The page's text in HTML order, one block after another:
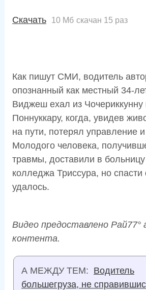
Скачать 10 Мб скачан 15 раз
Как пишут СМИ, водитель
опознанный как местный 34-
Виджеш ехал из Чочериккунну
Поннуккару, когда, увидев
на пути, потерял управление
Молодого человека,
травмы, доставили в
колледжа Триссура, но спасти
удалось.
Видео предоставлено Рай77°
контента.
А МЕЖДУ ТЕМ: Водитель
большегруза, не